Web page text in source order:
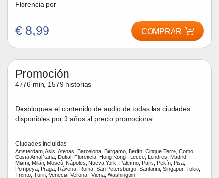
Florencia por
€ 8,99 COMPRAR
Promoción
4776 min, 1579 historias
Desbloquea el contenido de audio de todas las ciudades
disponibles por 3 años al precio promocional
Ciudades incluidas
Amsterdam, Asis, Atenas, Barcelona, Bergamo, Berlín, Cinque Terre, Como,
Costa Amalfitana, Dubai, Florencia, Hong Kong , Lecce, Londres, Madrid,
Miami, Milán, Moscù, Nápoles, Nueva York, Palermo, Paris, Pekín, Pisa,
Pompeya, Praga, Rávena, Roma, San Petersburgo, Santorini, Singapur, Tokio,
Trento, Turin, Venecia, Verona , Viena, Washington